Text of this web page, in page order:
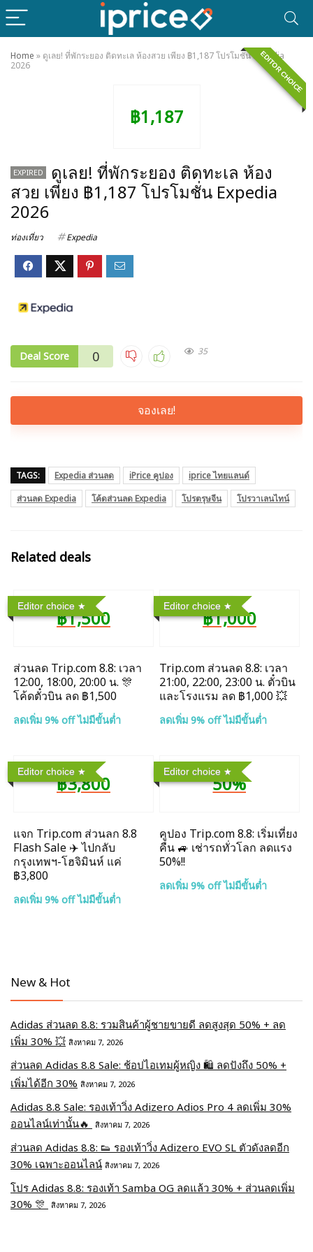
Home » ดูเลย! ที่พักระยอง ติดทะเล ห้องสวย เพียง ​฿1,187 โปรโมชั่น Expedia
2026
EDITOR CHOICE
฿1,187
EXPIRED
ดูเลย! ที่พักระยอง ติดทะเล ห้อง
สวย เพียง ​฿1,187 โปรโมชั่น Expedia
2026
ท่องเที่ยว Expedia
Deal Score 0 35
จองเลย!
TAGS: Expedia ส่วนลด iPrice คูปอง
iprice ไทยแลนด์
ส่วนลด Expedia
โค้ดส่วนลด Expedia โปรตรุษจีน โปรวาเลนไทน์
Related deals
Editor choice
฿1,500
ส่วนลด Trip.com 8.8: เวลา
12:00, 18:00, 20:00 น. 🎊
โค้ดตั๋วบิน ลด ฿1,500
ลดเพิ่ม 9% off ไม่มีขั้นต่ำ
Editor choice
฿1,000
Trip.com ส่วนลด 8.8: เวลา
21:00, 22:00, 23:00 น. ตั๋วบิน
และโรงแรม ลด ฿1,000 💥
ลดเพิ่ม 9% off ไม่มีขั้นต่ำ
Editor choice
฿3,800
แจก Trip.com ส่วนลก 8.8
Flash Sale ✈️ ไปกลับ
กรุงเทพฯ-โฮจิมินห์ แค่
฿3,800
ลดเพิ่ม 9% off ไม่มีขั้นต่ำ
Editor choice
50%
คูปอง Trip.com 8.8: เริ่มเที่ยง
คืน 🚙 เช่ารถทั่วโลก ลดแรง
50%!!
ลดเพิ่ม 9% off ไม่มีขั้นต่ำ
New & Hot
Adidas ส่วนลด 8.8: รวมสินค้าผู้ชายขายดี ลดสูงสุด 50% + ลด
เพิ่ม 30% 💥 สิงหาคม 7, 2026
ส่วนลด Adidas 8.8 Sale: ช้อปไอเทมผู้หญิง 🛍️ ลดปังถึง 50% +
เพิ่มได้อีก 30% สิงหาคม 7, 2026
Adidas 8.8 Sale: รองเท้าวิ่ง Adizero Adios Pro 4 ลดเพิ่ม 30%
ออนไลน์เท่านั้น🔥
สิงหาคม 7, 2026
ส่วนลด Adidas 8.8: 👟 รองเท้าวิ่ง Adizero EVO SL ตัวดังลดอีก
30% เฉพาะออนไลน์ สิงหาคม 7, 2026
โปร Adidas 8.8: รองเท้า Samba OG ลดแล้ว 30% + ส่วนลดเพิ่ม
30% 🎊 สิงหาคม 7, 2026